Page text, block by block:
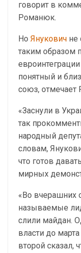
говорит в
Романюк.
Но Янукович не
таким образом
понятный и
союз,
«Заснули в
так
народный
словам,
что готов
мирных
«Во вчерашних
называемые
слили майдан.
власти до
второй сказал,